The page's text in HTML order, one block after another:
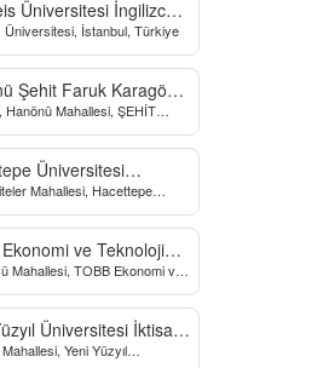
Üniversitesi İngilizce
Bölümü
Üniversitesi, İstanbul, Türkiye
Şehit Faruk Karagöz
Ortaokulu
Hanönü Mahallesi, ŞEHİT
Türkiye
Üniversitesi
Laboratuvarı
Mahallesi, Hacettepe
Ankara, Türkiye
ve Teknoloji
Mahallesi, TOBB Ekonomi ve
Ankara, Türkiye
Üniversitesi İktisadi
Bilimler Fakültesi
Yeni Yüzyıl